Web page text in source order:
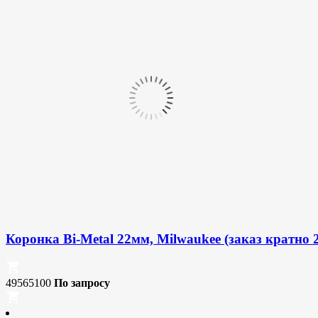
Коронка Bi-Metal 22мм, Milwaukee (заказ кратно
49565100 По запросу